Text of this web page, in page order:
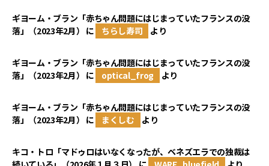
ギヨーム・ブラン「赤ちゃん問題にはじまっていたフランスの没
落」（2023年2月） に ちらし寿司 より
ギヨーム・ブラン「赤ちゃん問題にはじまっていたフランスの没
落」（2023年2月） に optical_frog より
ギヨーム・ブラン「赤ちゃん問題にはじまっていたフランスの没
落」（2023年2月） に まくしむ より
キコ・トロ「マドゥロはいなくなったが、ベネズエラでの独裁は